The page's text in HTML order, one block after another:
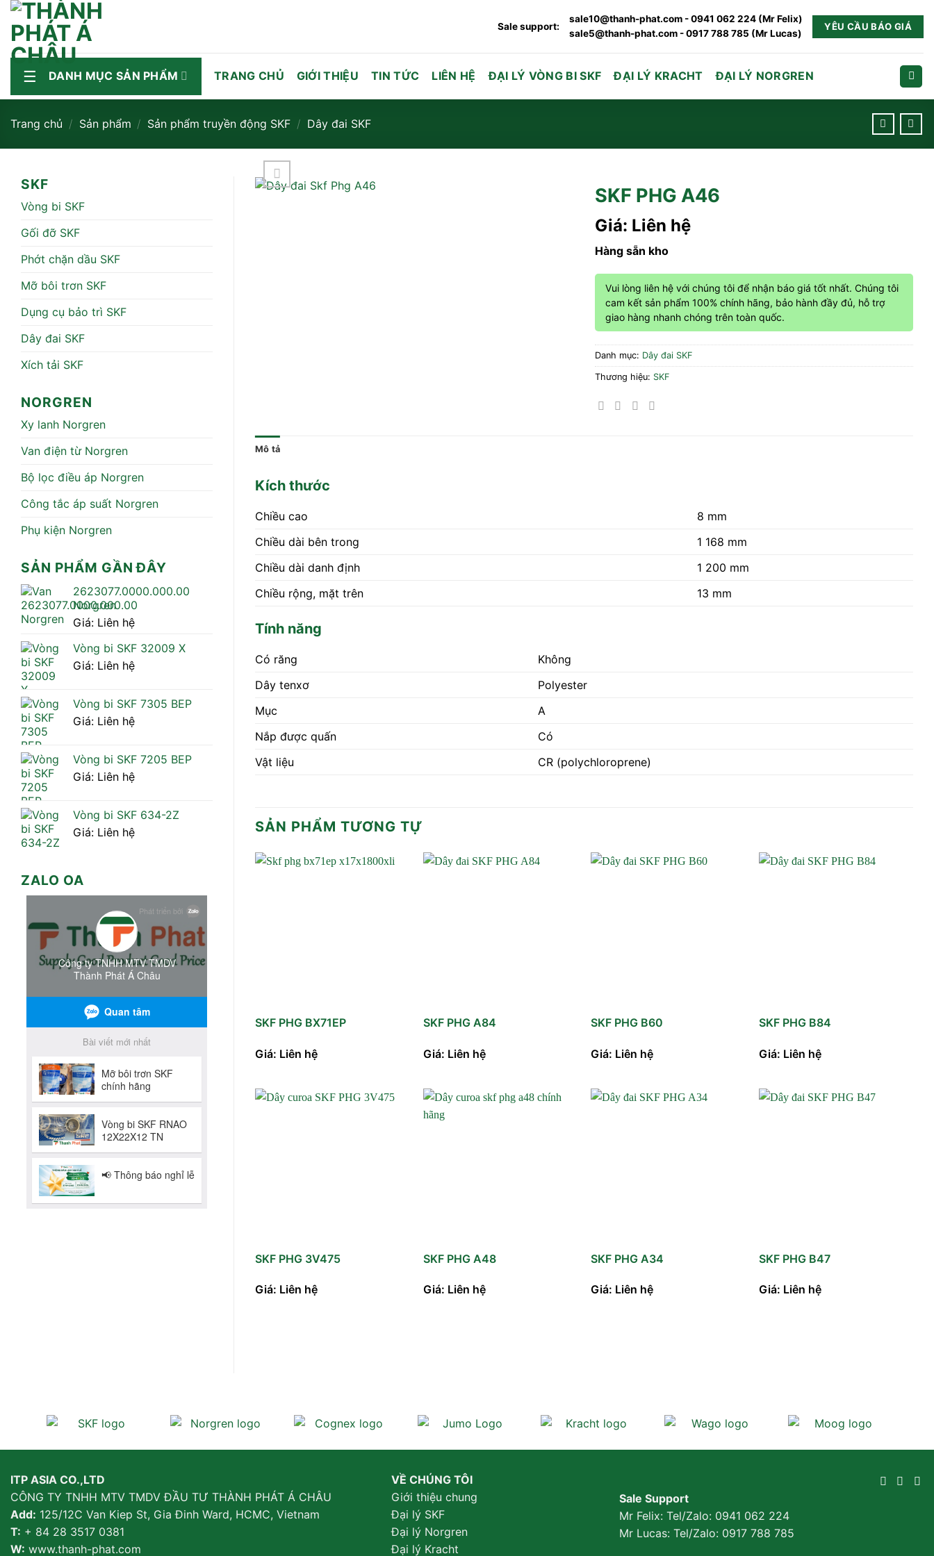
Bỏ
qua
nội
dung
Sale support:
sale10@thanh-phat.com - 0941 062 224 (Mr Felix)
sale5@thanh-phat.com - 0917 788 785 (Mr Lucas)
YÊU CẦU BÁO GIÁ
DANH MỤC SẢN PHẨM TRANG CHỦ GIỚI THIỆU TIN TỨC LIÊN HỆ ĐẠI LÝ VÒNG BI SKF ĐẠI LÝ KRACHT ĐẠI LÝ NORGREN
Trang chủ / Sản phẩm / Sản phẩm truyền động SKF / Dây đai SKF
SKF
Vòng bi SKF
Gối đỡ SKF
Phớt chặn dầu SKF
Mỡ bôi trơn SKF
Dụng cụ bảo trì SKF
Dây đai SKF
Xích tải SKF
NORGREN
Xy lanh Norgren
Van điện từ Norgren
Bộ lọc điều áp Norgren
Công tắc áp suất Norgren
Phụ kiện Norgren
SẢN PHẨM GẦN ĐÂY
2623077.0000.000.00
Norgren
Giá: Liên hệ
Vòng bi SKF 32009 X
Giá: Liên hệ
Vòng bi SKF 7305 BEP
Giá: Liên hệ
Vòng bi SKF 7205 BEP
Giá: Liên hệ
Vòng bi SKF 634-2Z
Giá: Liên hệ
ZALO OA
SKF PHG A46
Giá: Liên hệ
Hàng sẵn kho
Vui lòng liên hệ với chúng tôi để nhận báo giá tốt nhất. Chúng tôi
cam kết sản phẩm 100% chính hãng, bảo hành đầy đủ, hỗ trợ
giao hàng nhanh chóng trên toàn quốc.
Danh mục: Dây đai SKF
Thương hiệu: SKF
Mô tả
Kích thước
Chiều cao
8 mm
Chiều dài bên trong
1 168 mm
Chiều dài danh định
1 200 mm
Chiều rộng, mặt trên
13 mm
Tính năng
Có răng
Không
Dây tenxơ
Polyester
Mục
A
Nắp được quấn
Có
Vật liệu
CR (polychloroprene)
SẢN PHẨM TƯƠNG TỰ
SKF PHG BX71EP
Giá: Liên hệ
SKF PHG A84
Giá: Liên hệ
SKF PHG B60
Giá: Liên hệ
SKF PHG B84
Giá: Liên hệ
SKF PHG 3V475
Giá: Liên hệ
SKF PHG A48
Giá: Liên hệ
SKF PHG A34
Giá: Liên hệ
SKF PHG B47
Giá: Liên hệ
ITP ASIA CO.,LTD
CÔNG TY TNHH MTV TMDV ĐẦU TƯ THÀNH PHÁT Á CHÂU
Add: 125/12C Van Kiep St, Gia Đinh Ward, HCMC, Vietnam
T: + 84 28 3517 0381
W: www.thanh-phat.com
VỀ CHÚNG TÔI
Giới thiệu chung
Đại lý SKF
Đại lý Norgren
Đại lý Kracht
Sale Support
Mr Felix: Tel/Zalo: 0941 062 224
Mr Lucas: Tel/Zalo: 0917 788 785